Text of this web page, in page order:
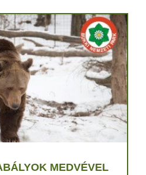
MEDVÉVEL